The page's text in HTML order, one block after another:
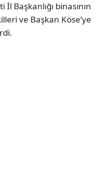
Başkanlığı binasının
ve Başkan Köse’ye